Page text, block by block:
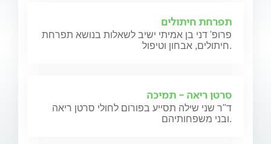
תפרחת חיתולים
פרופ' דני בן אמיתי ישיב לשאלות בנושא תפרחת
חיתולים, אבחון וטיפול.
סרטן ריאה - תמיכה
ד"ר שני שילה תסייע בפורום לחולי סרטן ריאה
ובני משפחותיהם.